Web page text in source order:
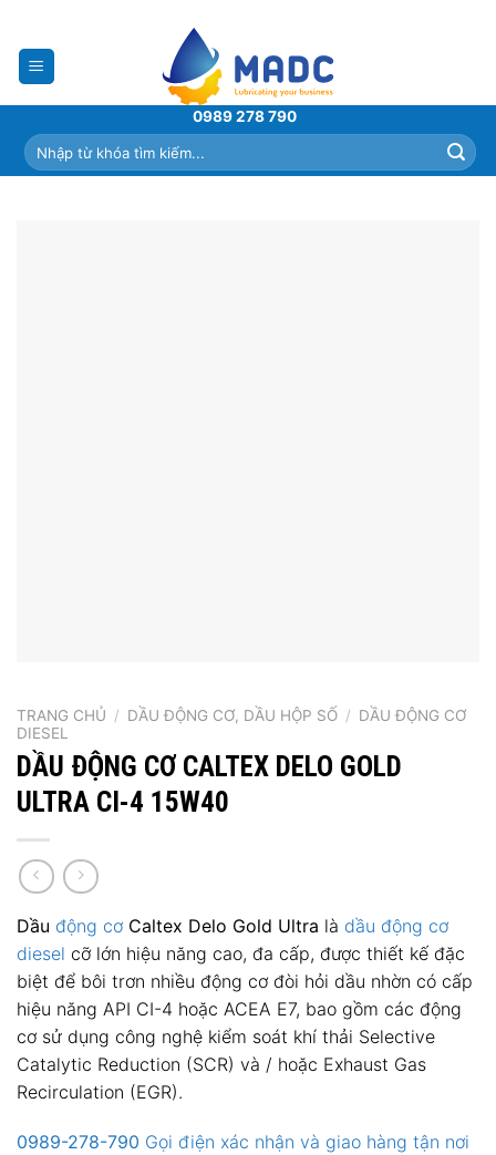
content
0989 278 790
Tìm
kiếm:
TRANG CHỦ / DẦU ĐỘNG CƠ, DẦU HỘP SỐ / DẦU ĐỘNG CƠ
DIESEL
DẦU ĐỘNG CƠ CALTEX DELO GOLD
ULTRA CI-4 15W40
Dầu động cơ Caltex Delo Gold Ultra là dầu động cơ
diesel cỡ lớn hiệu năng cao, đa cấp, được thiết kế đặc
biệt để bôi trơn nhiều động cơ đòi hỏi dầu nhờn có cấp
hiệu năng API CI-4 hoặc ACEA E7, bao gồm các động
cơ sử dụng công nghệ kiểm soát khí thải Selective
Catalytic Reduction (SCR) và / hoặc Exhaust Gas
Recirculation (EGR).
0989-278-790 Gọi điện xác nhận và giao hàng tận nơi